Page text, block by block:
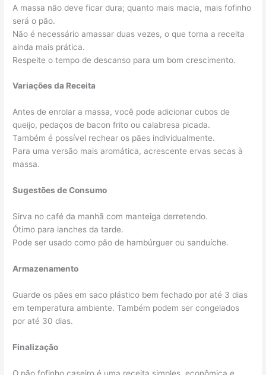
A massa não deve ficar dura; quanto mais macia, mais fofinho
será o pão.
Não é necessário amassar duas vezes, o que torna a receita
ainda mais prática.
Respeite o tempo de descanso para um bom crescimento.
Variações da Receita
Antes de enrolar a massa, você pode adicionar cubos de
queijo, pedaços de bacon frito ou calabresa picada.
Também é possível rechear os pães individualmente.
Para uma versão mais aromática, acrescente ervas secas à
massa.
Sugestões de Consumo
Sirva no café da manhã com manteiga derretendo.
Ótimo para lanches da tarde.
Pode ser usado como pão de hambúrguer ou sanduíche.
Armazenamento
Guarde os pães em saco plástico bem fechado por até 3 dias
em temperatura ambiente. Também podem ser congelados
por até 30 dias.
Finalização
O pão fofinho caseiro é uma receita simples, econômica e